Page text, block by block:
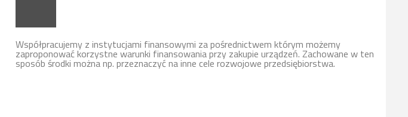
Współpracujemy z instytucjami finansowymi za pośrednictwem którym możemy
zaproponować korzystne warunki finansowania przy zakupie urządzeń. Zachowane w ten
sposób środki można np. przeznaczyć na inne cele rozwojowe przedsiębiorstwa.